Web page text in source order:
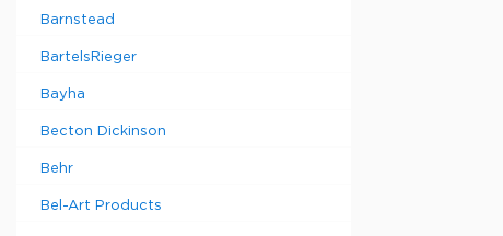
Barnstead
BartelsRieger
Bayha
Becton Dickinson
Behr
Bel-Art Products